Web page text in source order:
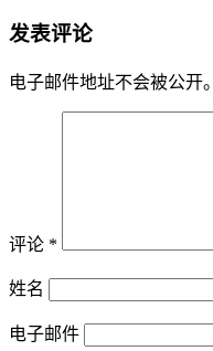
发表评论
电子邮件地址不会被公开。
评论 *
姓名
电子邮件